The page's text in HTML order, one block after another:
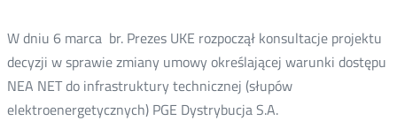
W dniu 6 marca br. Prezes UKE rozpoczął konsultacje projektu
decyzji w sprawie zmiany umowy określającej warunki dostępu
NEA NET do infrastruktury technicznej (słupów
elektroenergetycznych) PGE Dystrybucja S.A.